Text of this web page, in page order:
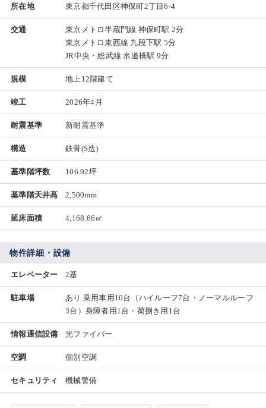
所在地 東京都千代田区神保町2丁目6-4
交通
東京メトロ半蔵門線 神保町駅 2分
東京メトロ東西線 九段下駅 5分
JR中央・総武線 水道橋駅 9分
規模 地上12階建て
竣工 2026年4月
耐震基準 新耐震基準
構造 鉄骨(S造)
基準階坪数 106.92坪
基準階天井高 2,500mm
延床面積 4,168.66㎡
物件詳細・設備
エレベーター 2基
駐車場
あり 乗用車用10台（ハイルーフ7台・ノーマルルーフ
3台）身障者用1台・荷捌き用1台
情報通信設備 光ファイバー
空調 個別空調
セキュリティ 機械警備